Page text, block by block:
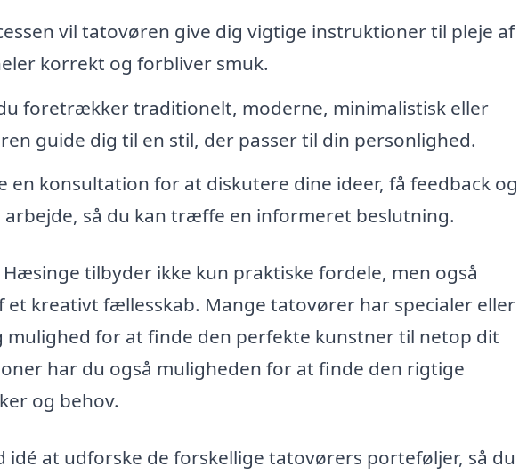
vil tatovøren give dig vigtige instruktioner til pleje af
korrekt og forbliver smuk.
foretrækker traditionelt, moderne, minimalistisk eller
guide dig til en stil, der passer til din personlighed.
en konsultation for at diskutere dine ideer, få feedback og
så du kan træffe en informeret beslutning.
tilbyder ikke kun praktiske fordele, men også
et kreativt fællesskab. Mange tatovører har specialer eller
mulighed for at finde den perfekte kunstner til netop dit
har du også muligheden for at finde den rigtige
og behov.
at udforske de forskellige tatovørers porteføljer, så du